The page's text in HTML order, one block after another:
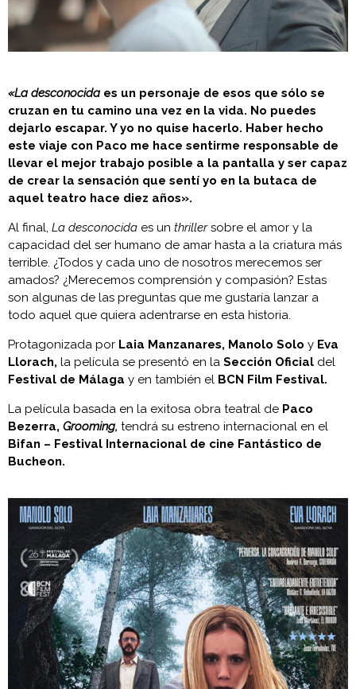
«La desconocidaes un personaje de esos que sólo se
cruzan en tu camino una vez en la vida. No puedes
dejarlo escapar. Y yo no quise hacerlo. Haber hecho
este viaje con Paco me hace sentirme responsable de
llevar el mejor trabajo posible a la pantalla y ser capaz
de crear la sensación que sentí yo en la butaca de
aquel teatro hace diez años».
Al final, La desconocida es un thrillersobre el amor y la
capacidad del ser humano de amar hasta a la criatura más
terrible. ¿Todos y cada uno de nosotros merecemos ser
amados? ¿Merecemos comprensión y compasión? Estas
son algunas de las preguntas que me gustaría lanzar a
todo aquel que quiera adentrarse en esta historia.
Protagonizada por Laia Manzanares, Manolo Solo y Eva
Llorach, la película se presentó en la Sección Oficial del
Festival de Málaga y en también el BCN Film Festival.
La película basada en la exitosa obra teatral de Paco
Bezerra, Grooming, tendrá su estreno internacional en el
Bifan – Festival Internacional de cine Fantástico de
Bucheon.